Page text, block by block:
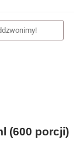
(600 porcji)